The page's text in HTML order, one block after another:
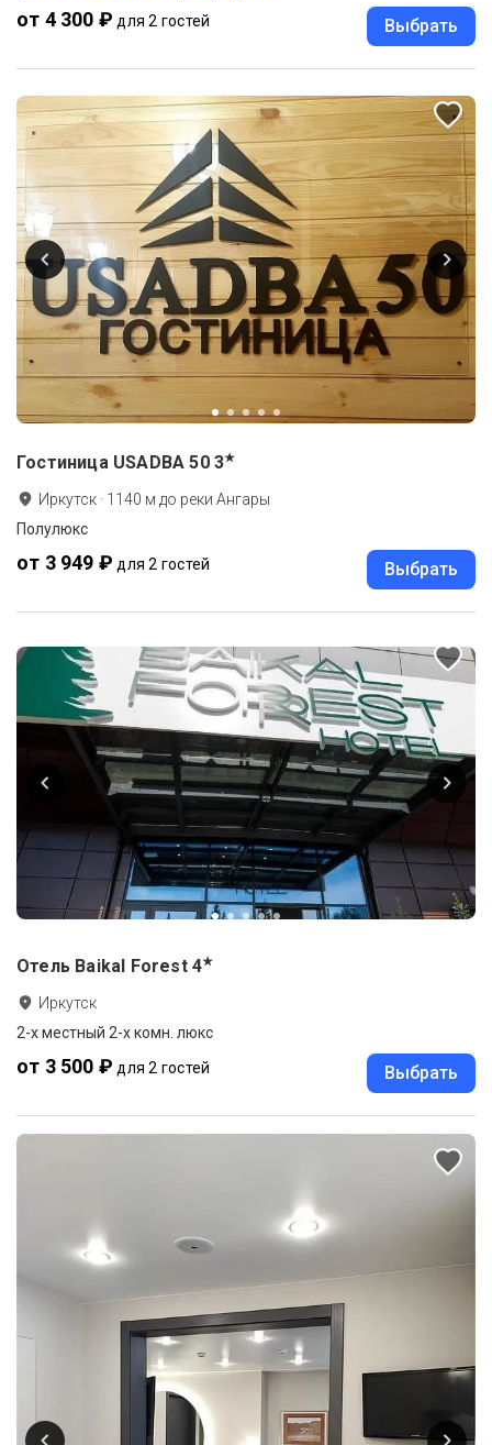
от 4 300 ₽ для 2 гостей Выбрать
Гостиница USADBA 50 3★
Иркутск · 1140 м до реки Ангары
Полулюкс
от 3 949 ₽ для 2 гостей Выбрать
Отель Baikal Forest 4★
Иркутск
2-x местный 2-х комн. люкс
от 3 500 ₽ для 2 гостей Выбрать